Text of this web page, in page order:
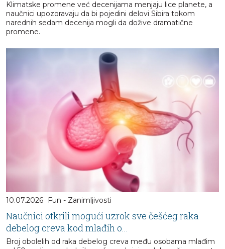
Klimatske promene već decenijama menjaju lice planete, a
naučnici upozoravaju da bi pojedini delovi Sibira tokom
narednih sedam decenija mogli da dožive dramatične
promene.
10.07.2026 Fun - Zanimljivosti
Naučnici otkrili mogući uzrok sve češćeg raka
debelog creva kod mlađih o...
Broj obolelih od raka debelog creva među osobama mlađim